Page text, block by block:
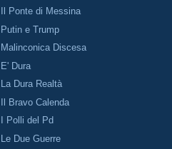
Il Ponte di Messina
Putin e Trump
Malinconica Discesa
E' Dura
La Dura Realtà
Il Bravo Calenda
I Polli del Pd
Le Due Guerre